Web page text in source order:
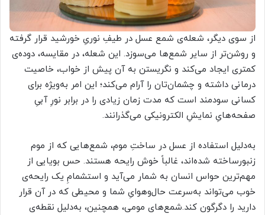
از سوی دیگر، شعله‌ی شمع‌ عسل در طیفِ نوریِ خورشید قرار گرفته
و روشن‌تر از سایر شمع‌ها می‌سوزد. این شعله، در مقایسه، دوده‌‌ی
کمتری ایجاد می‌کند و نگریستن به آن پیش از خواب، خاصیت
درمانی داشته و چشمان‌تان را آرام می‌کند؛ این امر به‌ویژه برای
کسانی سودمند است که مدت زمان زیادی را در برابر نورِ آبیِ
صفحه‌هایِ نمایشِ الکترونیکی می‌گذرانند.
به‌دلیل استفاده از عسل در ساختِ موم، شمع‌هایی که از موم
زنبورساخته شده‌اند، غالباً خوش رایحه هستند. حس بویایی از
مهم‌ترین حواس انسان به شمار می‌آید و استشمامِ یک رایحه‌ی
خوب می‌تواند به‌سرعت حال‌و‌هوایِ شما و محیطی که در آن قرار
دارید را دگرگون کند.شمع‌های مومی، همچنین، به‌دلیل نقطه‌ی